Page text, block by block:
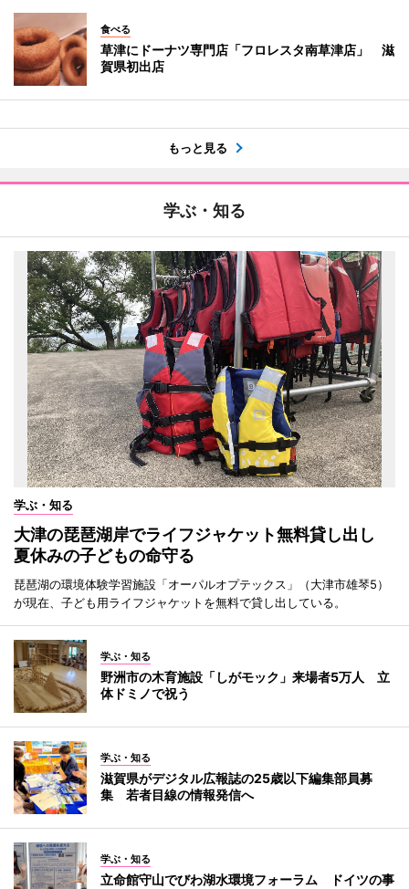
食べる
草津にドーナツ専門店「フロレスタ南草津店」 滋
賀県初出店
もっと見る
学ぶ・知る
学ぶ・知る
大津の琵琶湖岸でライフジャケット無料貸し出し
夏休みの子どもの命守る
琵琶湖の環境体験学習施設「オーパルオプテックス」（大津市雄琴5）
が現在、子ども用ライフジャケットを無料で貸し出している。
学ぶ・知る
野洲市の木育施設「しがモック」来場者5万人 立
体ドミノで祝う
学ぶ・知る
滋賀県がデジタル広報誌の25歳以下編集部員募
集 若者目線の情報発信へ
学ぶ・知る
立命館守山でびわ湖水環境フォーラム ドイツの事